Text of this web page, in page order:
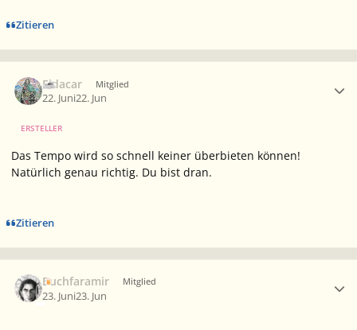
Zitieren
Eldacar Mitglied
22. Juni22. Jun
ERSTELLER
Das Tempo wird so schnell keiner überbieten können!
Natürlich genau richtig. Du bist dran.
Zitieren
Buchfaramir Mitglied
23. Juni23. Jun